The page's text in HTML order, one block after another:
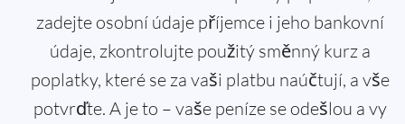
zadejte osobní údaje příjemce i jeho bankovní
údaje, zkontrolujte použitý směnný kurz a
poplatky, které se za vaši platbu naúčtují, a vše
potvrďte. A je to – vaše peníze se odešlou a vy